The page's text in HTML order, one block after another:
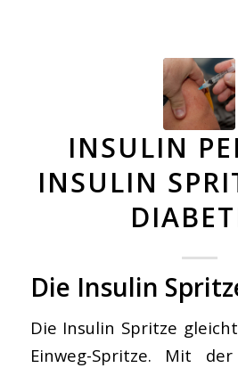
INSULIN
INSULIN
Die Insulin
Die Insulin Spritze
Einweg-Spritze. Mit